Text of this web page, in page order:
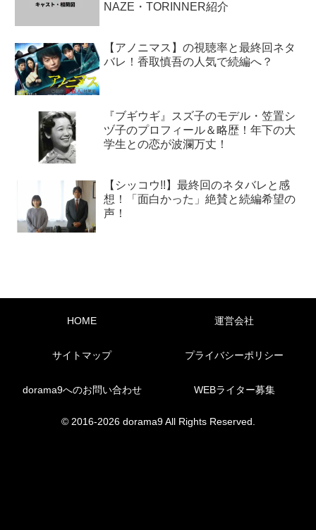
NAZE・TORINNER紹介
【アノニマス】の視聴率と最終回ネタ
バレ！香取慎吾の人気で続編へ？
『ブギウギ』スズ子のモデル・笠置シ
ヅ子のプロフィール＆略歴！年下の大
学生との恋が波瀾万丈！
【シッコウ!!】最終回のネタバレと感
想！「面白かった」絶賛と続編希望の
声！
HOME 運営会社
サイトマップ プライバシーポリシー
dorama9へのお問い合わせ WEBライター募集
© 2016-2026 dorama9 All Rights Reserved.